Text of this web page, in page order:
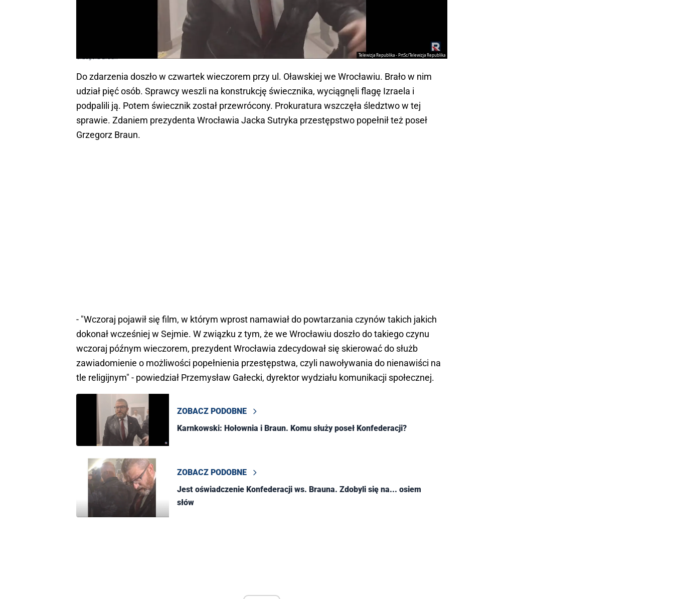
Telewizja Republika - PrtSc/Telewizja Republika
Grzegorz Braun
Do zdarzenia doszło w czwartek wieczorem przy ul. Oławskiej we Wrocławiu. Brało w nim
udział pięć osób. Sprawcy weszli na konstrukcję świecznika, wyciągnęli flagę Izraela i
podpalili ją. Potem świecznik został przewrócony. Prokuratura wszczęła śledztwo w tej
sprawie. Zdaniem prezydenta Wrocławia Jacka Sutryka przestępstwo popełnił też poseł
Grzegorz Braun.
- "Wczoraj pojawił się film, w którym wprost namawiał do powtarzania czynów takich jakich
dokonał wcześniej w Sejmie. W związku z tym, że we Wrocławiu doszło do takiego czynu
wczoraj późnym wieczorem, prezydent Wrocławia zdecydował się skierować do służb
zawiadomienie o możliwości popełnienia przestępstwa, czyli nawoływania do nienawiści na
tle religijnym" - powiedział Przemysław Gałecki, dyrektor wydziału komunikacji społecznej.
ZOBACZ PODOBNE
Karnkowski: Hołownia i Braun. Komu służy poseł Konfederacji?
ZOBACZ PODOBNE
Jest oświadczenie Konfederacji ws. Brauna. Zdobyli się na... osiem
słów